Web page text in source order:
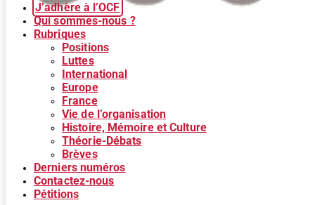
J’adhère à l’OCF
Qui sommes-nous ?
Rubriques
Positions
Luttes
International
Europe
France
Vie de l’organisation
Histoire, Mémoire et Culture
Théorie-Débats
Brèves
Derniers numéros
Contactez-nous
Pétitions